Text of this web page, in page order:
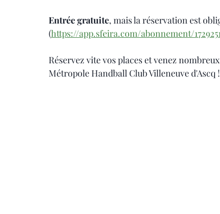
Entrée gratuite, mais la réservation est
(https://app.sfeira.com/abonnement/
Réservez vite vos places et venez
Métropole Handball Club Villeneuve d'Ascq